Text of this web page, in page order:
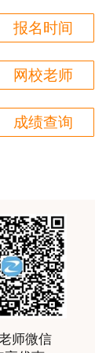
资深师资，
和记忆口诀
心应手，顺
解，支持！
报名时间
网校老师
成绩查询
师微信